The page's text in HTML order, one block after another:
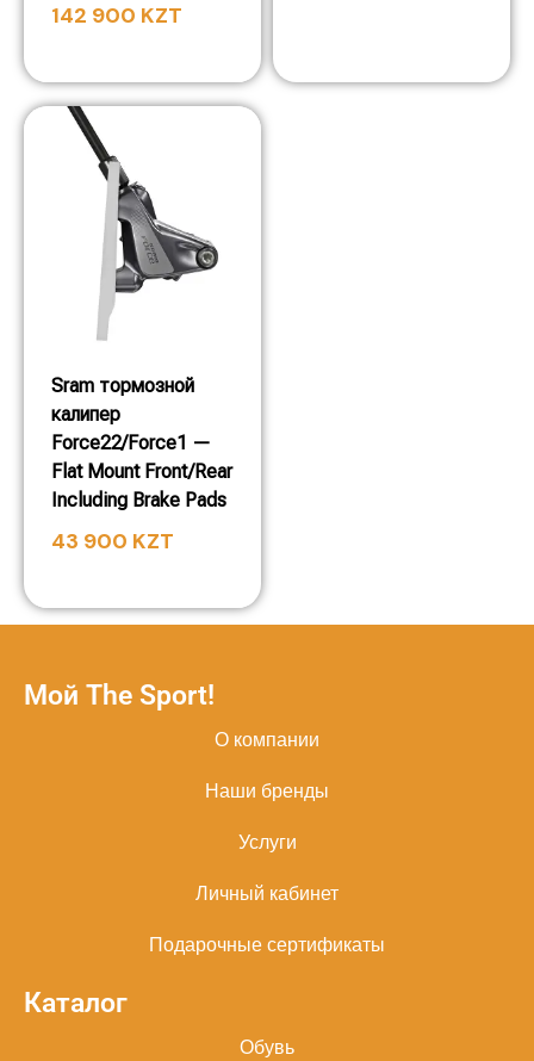
142 900 KZT
Sram тормозной
калипер
Force22/Force1 —
Flat Mount Front/Rear
Including Brake Pads
43 900 KZT
Мой The Sport!
О компании
Наши бренды
Услуги
Личный кабинет
Подарочные сертификаты
Каталог
Обувь